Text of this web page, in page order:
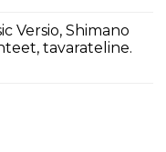
Versio, Shimano
tavarateline.